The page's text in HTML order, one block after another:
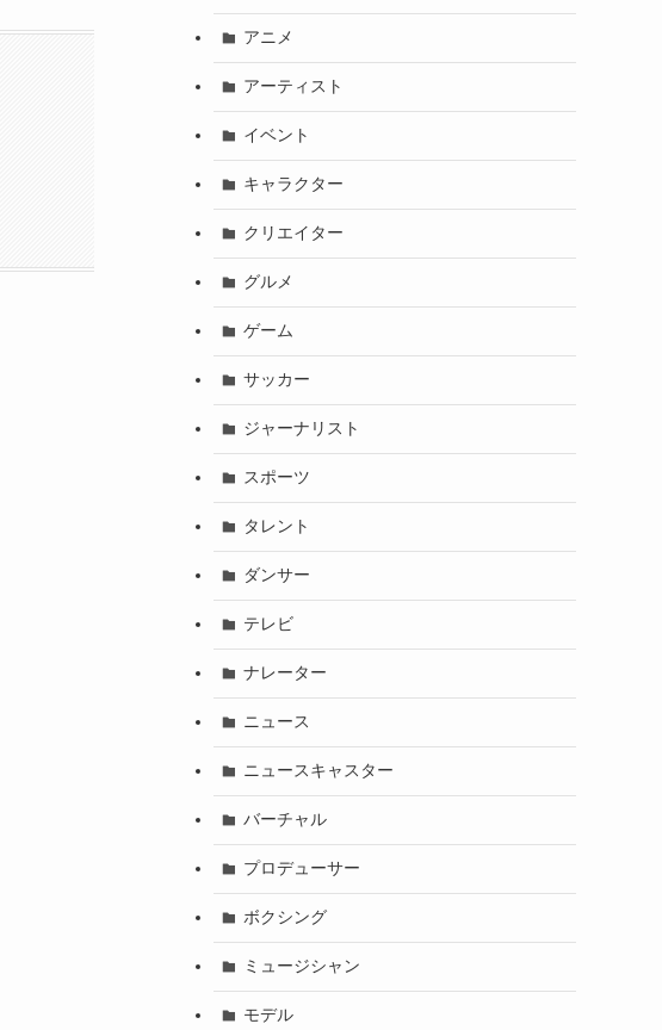
アニメ
アーティスト
イベント
キャラクター
クリエイター
グルメ
ゲーム
サッカー
ジャーナリスト
スポーツ
タレント
ダンサー
テレビ
ナレーター
ニュース
ニュースキャスター
バーチャル
プロデューサー
ボクシング
ミュージシャン
モデル